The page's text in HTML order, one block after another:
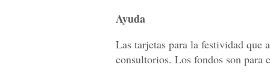
Ayuda
Las tarjetas para la festividad que
consultorios. Los fondos son para